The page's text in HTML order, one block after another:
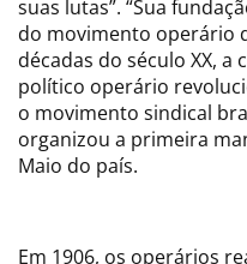
suas lutas”. “Sua
do movimento operário
décadas do século XX,
político operário
o movimento sindical
organizou a primeira
Maio do país.
Em 1906, os operários